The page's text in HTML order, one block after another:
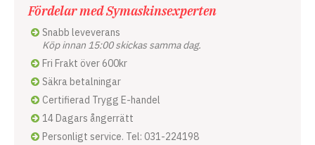
Fördelar med Symaskinsexperten
Snabb leveverans
Köp innan 15:00 skickas samma dag.
Fri Frakt över 600kr
Säkra betalningar
Certifierad Trygg E-handel
14 Dagars ångerrätt
Personligt service. Tel: 031-224198